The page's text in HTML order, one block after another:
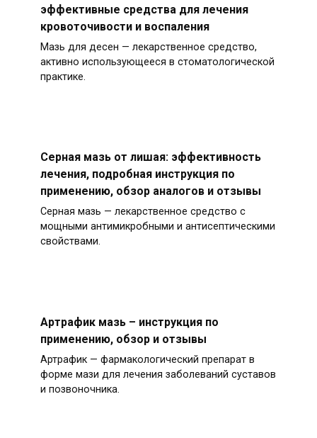
эффективные средства для лечения
кровоточивости и воспаления
Мазь для десен — лекарственное средство,
активно использующееся в стоматологической
практике.
Серная мазь от лишая: эффективность
лечения, подробная инструкция по
применению, обзор аналогов и отзывы
Серная мазь — лекарственное средство с
мощными антимикробными и антисептическими
свойствами.
Артрафик мазь – инструкция по
применению, обзор и отзывы
Артрафик — фармакологический препарат в
форме мази для лечения заболеваний суставов
и позвоночника.